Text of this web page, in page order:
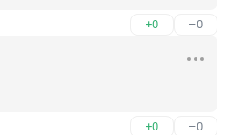
+0 –0
+0 –0